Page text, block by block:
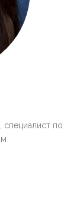
специалист по